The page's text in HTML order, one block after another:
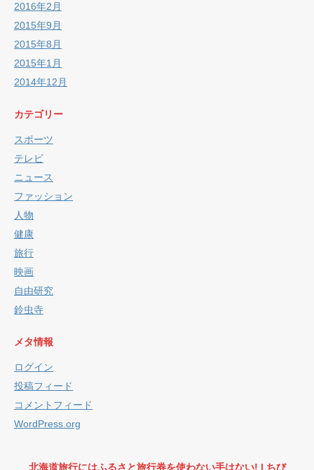
2016年2月
2015年9月
2015年8月
2015年1月
2014年12月
カテゴリー
スポーツ
テレビ
ニュース
ファッション
人物
健康
旅行
映画
自由研究
鈴虫寺
メタ情報
ログイン
投稿フィード
コメントフィード
WordPress.org
北海道旅行にはふるさと旅行券を使わない手はない! | ちび